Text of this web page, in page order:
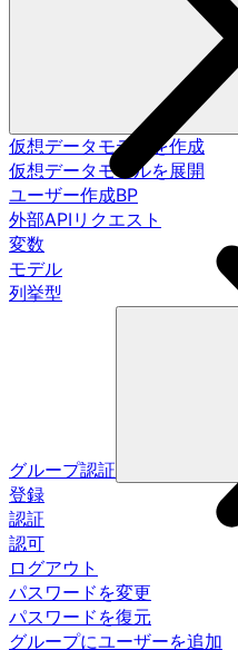
仮想データモデルを作成
仮想データモデルを展開
ユーザー作成BP
外部APIリクエスト
変数
モデル
列挙型
グループ認証
登録
認証
認可
ログアウト
パスワードを変更
パスワードを復元
グループにユーザーを追加